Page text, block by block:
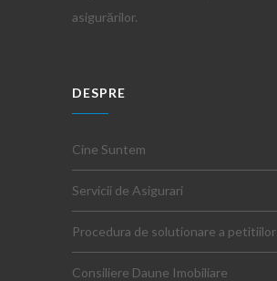
asigurărilor.
DESPRE
Cine Suntem
Servicii de Asigurari
Procedura de solutionare a
Consiliere Daune Imobiliare